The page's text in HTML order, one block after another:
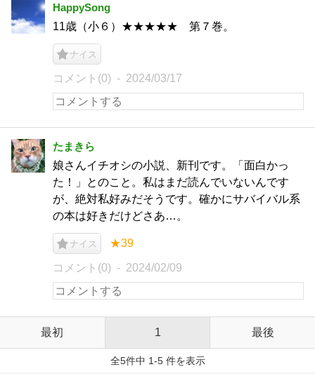
HappySong
11歳（小６）★★★★★ 第７巻。
ナイス
コメント(0) 2024/03/17
たまきら
娘さんイチオシの小説、新刊です。「面白かっ
た！」とのこと。私はまだ読んでいないんです
が、絶対私好みだそうです。確かにサバイバル系
の本は好きだけどさあ…。
ナイス ★39
コメント(0) 2024/02/09
最初 1 最後
全5件中 1-5 件を表示